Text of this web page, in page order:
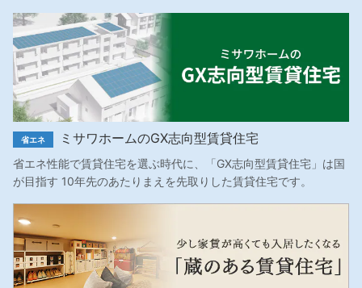
省エネ ミサワホームのGX志向型賃貸住宅
省エネ性能で賃貸住宅を選ぶ時代に、「GX志向型賃貸住宅」は国
が目指す 10年先のあたりまえを先取りした賃貸住宅です。